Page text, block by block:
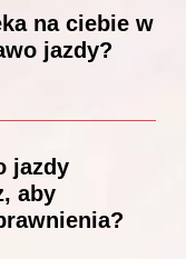
na ciebie w
jazdy?
jazdy
aby